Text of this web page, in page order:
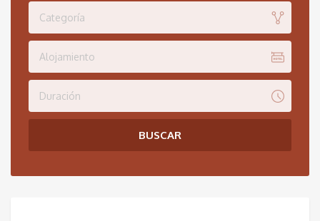
Categoría
Alojamiento
Duración
BUSCAR